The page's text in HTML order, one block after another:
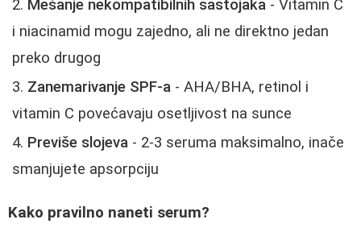
Mešanje nekompatibilnih sastojaka - Vitamin C
i niacinamid mogu zajedno, ali ne direktno jedan
preko drugog
Zanemarivanje SPF-a - AHA/BHA, retinol i
vitamin C povećavaju osetljivost na sunce
Previše slojeva - 2-3 seruma maksimalno, inače
smanjujete apsorpciju
Kako pravilno naneti serum?